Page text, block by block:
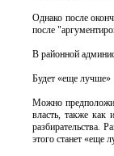
Однако после
после
В районной
Будет «еще лучше»
Можно
власть, также
разбирательства.
этого станет «еще